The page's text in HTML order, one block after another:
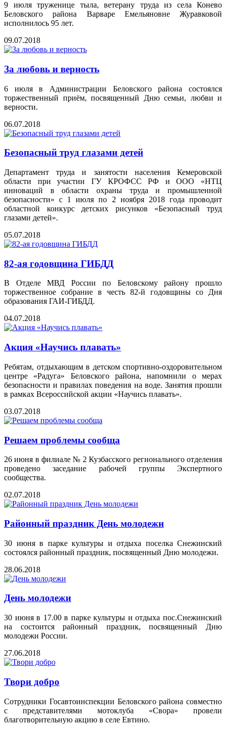
9 июля труженице тыла, ветерану труда из села Конево
Беловского района Варваре Емельяновне Журавковой
исполнилось 95 лет.
09.07.2018
За любовь и верность
6 июля в Администрации Беловского района состоялся
торжественный приём, посвященный Дню семьи, любви и
верности.
06.07.2018
Безопасный труд глазами детей
Департамент труда и занятости населения Кемеровской
области при участии ГУ КРОФСС РФ и ООО «НТЦ
инноваций в области охраны труда и промышленной
безопасности» с 1 июля по 2 ноября 2018 года проводит
областной конкурс детских рисунков «Безопасный труд
глазами детей».
05.07.2018
82-ая годовщина ГИБДД
В Отделе МВД России по Беловскому району прошло
торжественное собрание в честь 82-й годовщины со Дня
образования ГАИ-ГИБДД.
04.07.2018
Акция «Научись плавать»
Ребятам, отдыхающим в детском спортивно-оздоровительном
центре «Радуга» Беловского района, напомнили о мерах
безопасности и правилах поведения на воде. Занятия прошли
в рамках Всероссийской акции «Научись плавать».
03.07.2018
Решаем проблемы сообща
26 июня в филиале № 2 Кузбасского регионального отделения
проведено заседание рабочей группы Экспертного
сообщества.
02.07.2018
Районный праздник День молодежи
30 июня в парке культуры и отдыха поселка Снежинский
состоялся районный праздник, посвященный Дню молодежи.
28.06.2018
День молодежи
30 июня в 17.00 в парке культуры и отдыха пос.Снежинский
на состоится районный праздник, посвященный Дню
молодежи России.
27.06.2018
Твори добро
Сотрудники Госавтоинспекции Беловского района совместно
с представителями мотоклуба «Свора» провели
благотворительную акцию в селе Евтино.